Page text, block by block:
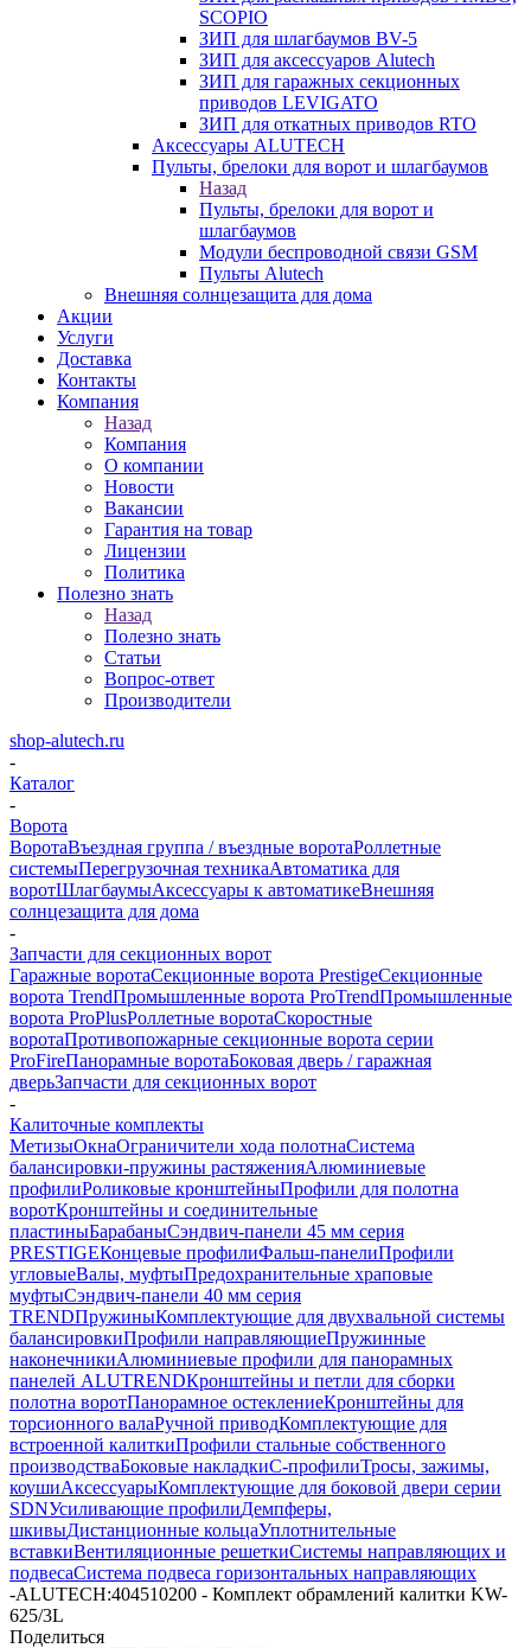
SCOPIO
ЗИП для шлагбаумов BV-5
ЗИП для аксессуаров Alutech
ЗИП для гаражных секционных
приводов LEVIGATO
ЗИП для откатных приводов RTO
Аксессуары ALUTECH
Пульты, брелоки для ворот и шлагбаумов
Назад
Пульты, брелоки для ворот и
шлагбаумов
Модули беспроводной связи GSM
Пульты Alutech
Внешняя солнцезащита для дома
Акции
Услуги
Доставка
Контакты
Компания
Назад
Компания
О компании
Новости
Вакансии
Гарантия на товар
Лицензии
Политика
Полезно знать
Назад
Полезно знать
Статьи
Вопрос-ответ
Производители
shop-alutech.ru
-
Каталог
-
Ворота
ВоротаВъездная группа / въездные воротаРоллетные
системыПерегрузочная техникаАвтоматика для
воротШлагбаумыАксессуары к автоматикеВнешняя
солнцезащита для дома
-
Запчасти для секционных ворот
Гаражные воротаСекционные ворота PrestigeСекционные
ворота TrendПромышленные ворота ProTrendПромышленные
ворота ProPlusРоллетные воротаСкоростные
воротаПротивопожарные секционные ворота серии
ProFireПанорамные воротаБоковая дверь / гаражная
дверьЗапчасти для секционных ворот
-
Калиточные комплекты
МетизыОкнаОграничители хода полотнаСистема
балансировки-пружины растяженияАлюминиевые
профилиРоликовые кронштейныПрофили для полотна
воротКронштейны и соединительные
пластиныБарабаныСэндвич-панели 45 мм серия
PRESTIGEКонцевые профилиФальш-панелиПрофили
угловыеВалы, муфтыПредохранительные храповые
муфтыСэндвич-панели 40 мм серия
TRENDПружиныКомплектующие для двухвальной системы
балансировкиПрофили направляющиеПружинные
наконечникиАлюминиевые профили для панорамных
панелей ALUTRENDКронштейны и петли для сборки
полотна воротПанорамное остеклениеКронштейны для
торсионного валаРучной приводКомплектующие для
встроенной калиткиПрофили стальные собственного
производстваБоковые накладкиС-профилиТросы, зажимы,
коушиАксессуарыКомплектующие для боковой двери серии
SDNУсиливающие профилиДемпферы,
шкивыДистанционные кольцаУплотнительные
вставкиВентиляционные решеткиСистемы направляющих и
подвесаСистема подвеса горизонтальных направляющих
-ALUTECH:404510200 - Комплект обрамлений калитки KW-
625/3L
Поделиться